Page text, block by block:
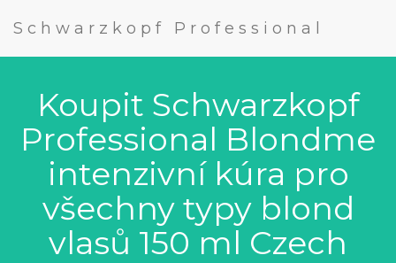
Schwarzkopf Professional
Koupit Schwarzkopf
Professional Blondme
intenzivní kúra pro
všechny typy blond
vlasů 150 ml Czech